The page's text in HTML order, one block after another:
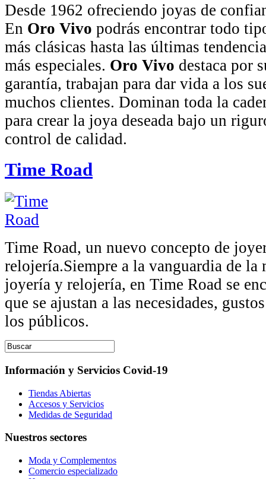
Desde 1962 ofreciendo joyas de
En Oro Vivo podrás encontrar todo
más clásicas hasta las últimas
más especiales. Oro Vivo destaca por
garantía, trabajan para dar vida a los
muchos clientes. Dominan toda la
para crear la joya deseada bajo un
control de calidad.
Time Road
Time Road, un nuevo concepto de
relojería.Siempre a la vanguardia de la
joyería y relojería, en Time Road se
que se ajustan a las necesidades,
los públicos.
Información y Servicios Covid-19
Tiendas Abiertas
Accesos y Servicios
Medidas de Seguridad
Nuestros sectores
Moda y Complementos
Comercio especializado